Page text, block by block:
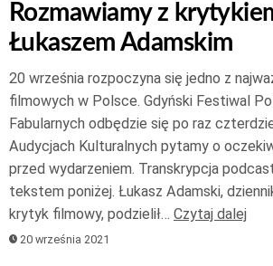
Rozmawiamy z
Łukaszem Adamskim
20 września rozpoczyna się jedno z
filmowych w Polsce. Gdyński Festiwal
Fabularnych odbędzie się po raz
Audycjach Kulturalnych pytamy o
przed wydarzeniem. Transkrypcja
tekstem poniżej. Łukasz Adamski,
krytyk filmowy, podzielił… Czytaj dalej
20 września 2021